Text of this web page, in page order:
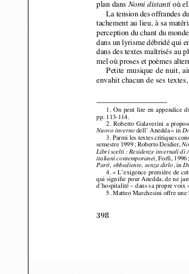
tachement au lieu, à sa
perception du chant du
dans un lyrisme débridé qui
dans des textes maîtrisés au
mel où proses et poèmes
Petite musique de nuit,
envahit chacun de ses
398
pp. 113-114.
2. Roberto Galaverini a
Nuovo inverno
3. Parmi les textes critiques
semestre 1999; Roberto Deidier,
Libri scelti : Residenze invernali
italiani contemporanei, Forlì,
Partì, obbediente, senza dirlo, in
4. « L’exigence première de
qui signifie pour Anedda, de ne
d’hospitalité – dans sa propre
5. Matteo Marchesini offre